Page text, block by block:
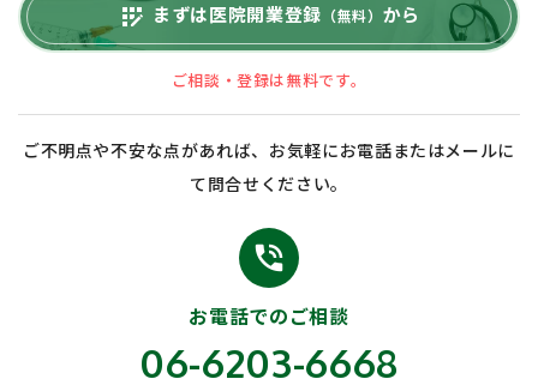
app_registration まずは医院開業登録 （無料） から
ご相談・登録は無料です。
ご不明点や不安な点があれば、お気軽にお電話またはメールに
て問合せください。
phone_in_talk
お電話でのご相談
06-6203-6668